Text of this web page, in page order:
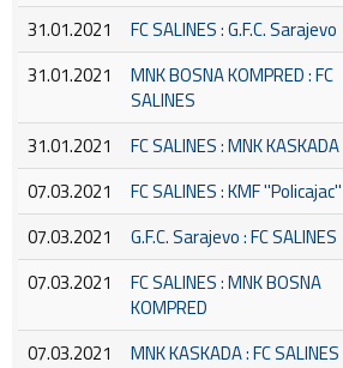
31.01.2021
FC SALINES : G.F.C. Sarajevo
31.01.2021
MNK BOSNA KOMPRED : FC
SALINES
31.01.2021
FC SALINES : MNK KASKADA
07.03.2021
FC SALINES : KMF ''Policajac''
07.03.2021
G.F.C. Sarajevo : FC SALINES
07.03.2021
FC SALINES : MNK BOSNA
KOMPRED
07.03.2021
MNK KASKADA : FC SALINES